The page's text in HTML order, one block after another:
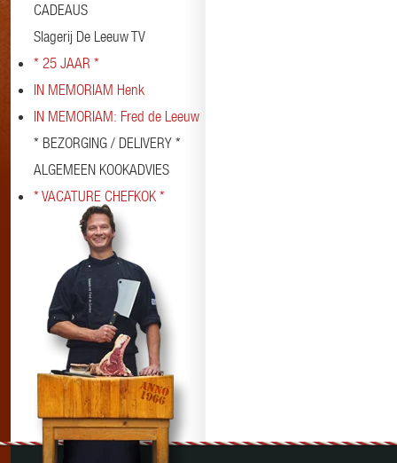
CADEAUS
Slagerij De Leeuw TV
* 25 JAAR *
IN MEMORIAM Henk
IN MEMORIAM: Fred de Leeuw
* BEZORGING / DELIVERY *
ALGEMEEN KOOKADVIES
* VACATURE CHEFKOK *